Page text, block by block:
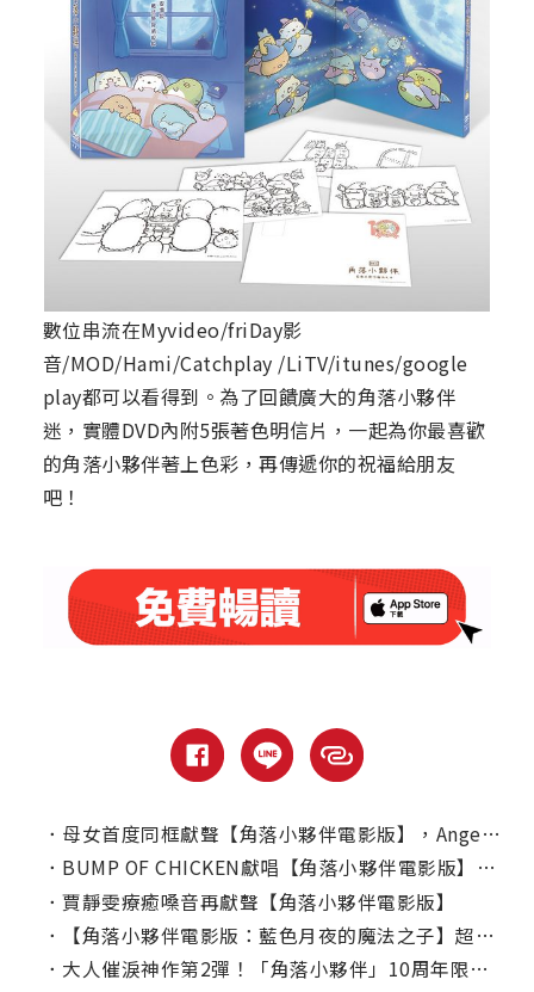
數位串流在Myvideo/friDay影
音/MOD/Hami/Catchplay /LiTV/itunes/google
play都可以看得到。為了回饋廣大的角落小夥伴
迷，實體DVD內附5張著色明信片，一起為你最喜歡
的角落小夥伴著上色彩，再傳遞你的祝福給朋友
吧！
． 母女首度同框獻聲【角落小夥伴電影版】，Angel驚呼新角色「好像波妞！」
． BUMP OF CHICKEN獻唱【角落小夥伴電影版】暖心主題曲
． 賈靜雯療癒嗓音再獻聲【角落小夥伴電影版】
．
【角落小夥伴電影版：藍色月夜的魔法之子】超萌「魔法師5人組」初登場!
． 大人催淚神作第2彈！「角落小夥伴」10周年限定電影 8/5魔幻登台